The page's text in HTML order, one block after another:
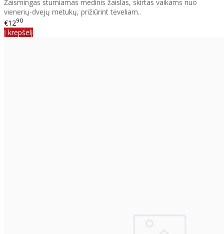
Žaismingas stumiamas medinis žaislas, skirtas vaikams nuo
vienerių-dvejų metukų, prižiūrint tėveliam..
€1290
Į krepšelį